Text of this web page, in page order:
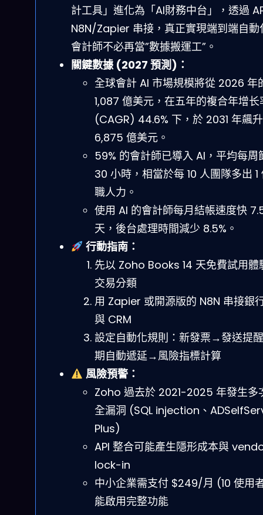
計工具」進化為「AI財務中台」，透過
N8N/Zapier 串接，真正實現端到端自動
會計師不必再當”數據搬運工”。
關鍵數據 (2027 預測)：
全球會計 AI 市場規模將從 2026 年
1,087 億美元，在五年的複合年增长
(CAGR) 44.6% 下，於 2031 年飆
6,875 億美元。
59% 的會計師已導入 AI，平均每周
30 小時，相當於每 10 人團隊多出 1
職人力。
使用 AI 的會計師每月結帳速度快
天，後台處理時間減少 8.5%。
行動指南：
先以 Zoho Books 14 天免費試用體
交易分類
用 Zapier 或開源版的 N8N 串接銀
與 CRM
設定自動化規則：新發票→發送提
期自動遞延→風險指標計算
風險預警：
Zoho 過去於 2021-2025 年發生多
全漏洞 (SQL injection、
Plus)
API 整合可能產生隱形成本與
lock-in
中小企業需支付 $249/月 (10 使用
能啟用完整功能